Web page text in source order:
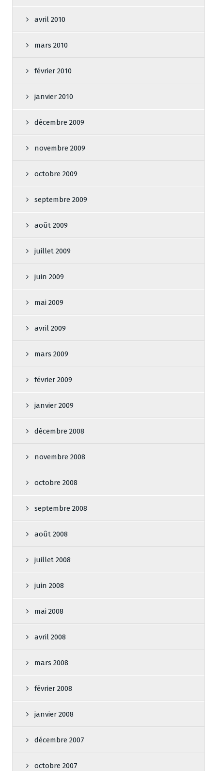
avril 2010
mars 2010
février 2010
janvier 2010
décembre 2009
novembre 2009
octobre 2009
septembre 2009
août 2009
juillet 2009
juin 2009
mai 2009
avril 2009
mars 2009
février 2009
janvier 2009
décembre 2008
novembre 2008
octobre 2008
septembre 2008
août 2008
juillet 2008
juin 2008
mai 2008
avril 2008
mars 2008
février 2008
janvier 2008
décembre 2007
octobre 2007